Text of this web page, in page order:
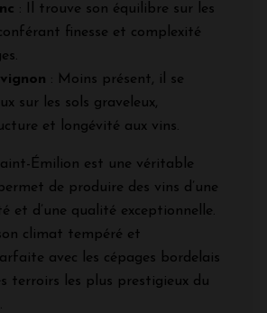
: Il trouve son équilibre sur les
finesse et complexité
: Moins présent, il se
sur les sols graveleux,
et longévité aux vins.
Émilion est une véritable
de produire des vins d’une
et d’une qualité exceptionnelle.
climat tempéré et
avec les cépages bordelais
terroirs les plus prestigieux du